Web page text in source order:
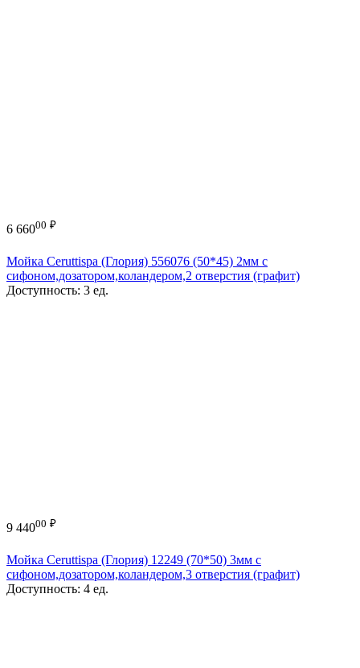
6 66000 ₽
Мойка Ceruttispa (Глория) 556076 (50*45) 2мм с
сифоном,дозатором,коландером,2 отверстия (графит)
Доступность: 3 ед.
9 44000 ₽
Мойка Ceruttispa (Глория) 12249 (70*50) 3мм с
сифоном,дозатором,коландером,3 отверстия (графит)
Доступность: 4 ед.